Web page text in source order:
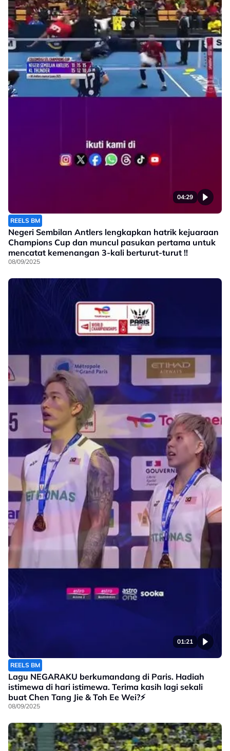
04:29
REELS BM
Negeri Sembilan Antlers lengkapkan hatrik kejuaraan
Champions Cup dan muncul pasukan pertama untuk
mencatat kemenangan 3-kali berturut-turut !!
08/09/2025
01:21
REELS BM
Lagu NEGARAKU berkumandang di Paris. Hadiah
istimewa di hari istimewa. Terima kasih lagi sekali
buat Chen Tang Jie & Toh Ee Wei?⚡
08/09/2025